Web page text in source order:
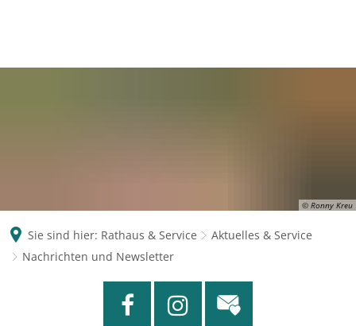
© Ronny Kreu
Sie sind hier: Rathaus & Service
Aktuelles & Service
Nachrichten und Newsletter